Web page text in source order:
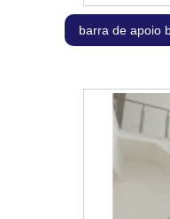
barra de apoio